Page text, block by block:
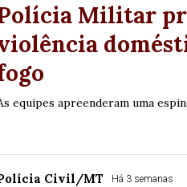
Militar
equipes apreenderam uma
Civil/MT Há 3 semanas